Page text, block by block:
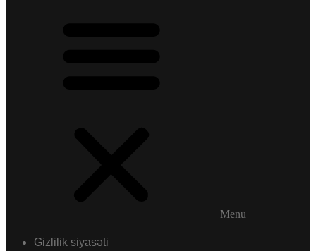
Menu
Gizlilik siyasəti